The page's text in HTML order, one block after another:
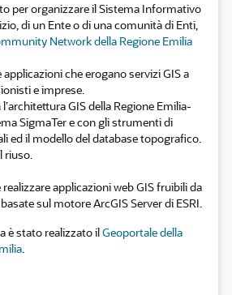
per organizzare il Sistema Informativo
di un Ente o di una comunità di Enti,
Network della Regione Emilia
che erogano servizi GIS a
e imprese.
GIS della Regione Emilia-
SigmaTer e con gli strumenti di
ed il modello del database topografico.
riuso.
applicazioni web GIS fruibili da
sul motore ArcGIS Server di ESRI.
è stato realizzato ilGeoportale della
.